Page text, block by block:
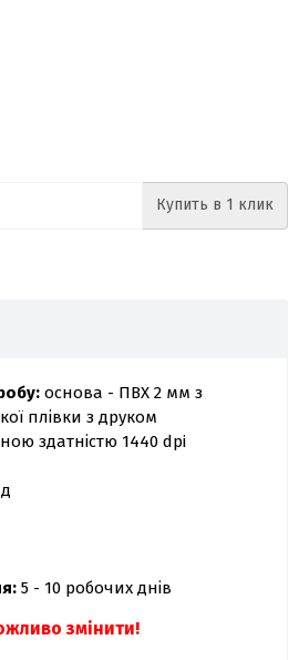
Купить в 1 клик
основа - ПВХ 2 мм з
плівки з друком
здатністю 1440 dpi
5 - 10 робочих днів
змінити!